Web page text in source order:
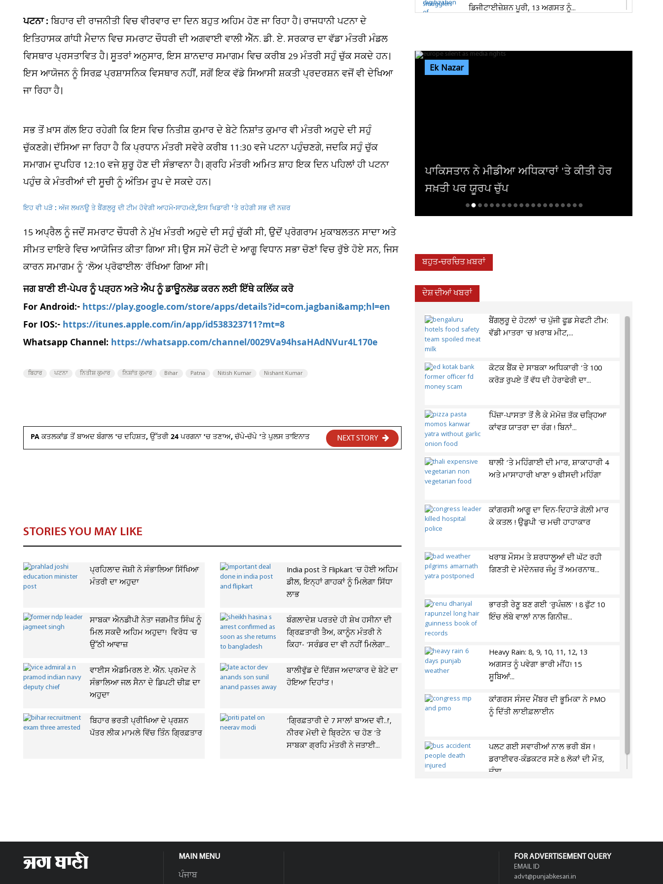
ਪਟਨਾ :ਬਿਹਾਰ ਦੀ ਰਾਜਨੀਤੀ ਵਿਚ ਵੀਰਵਾਰ ਦਾ ਦਿਨ ਬਹੁਤ ਅਹਿਮ ਹੋਣ ਜਾ ਰਿਹਾ ਹੈ। ਰਾਜਧਾਨੀ ਪਟਨਾ ਦੇ
ਇਤਿਹਾਸਕ ਗਾਂਧੀ ਮੈਦਾਨ ਵਿਚ ਸਮਰਾਟ ਚੌਧਰੀ ਦੀ ਅਗਵਾਈ ਵਾਲੀ ਐੱਨ. ਡੀ. ਏ. ਸਰਕਾਰ ਦਾ ਵੱਡਾ ਮੰਤਰੀ ਮੰਡਲ
ਵਿਸਥਾਰ ਪ੍ਰਸਤਾਵਿਤ ਹੈ। ਸੂਤਰਾਂ ਅਨੁਸਾਰ, ਇਸ ਸ਼ਾਨਦਾਰ ਸਮਾਗਮ ਵਿਚ ਕਰੀਬ 29 ਮੰਤਰੀ ਸਹੁੰ ਚੁੱਕ ਸਕਦੇ ਹਨ।
ਇਸ ਆਯੋਜਨ ਨੂੰ ਸਿਰਫ਼ ਪ੍ਰਸ਼ਾਸਨਿਕ ਵਿਸਥਾਰ ਨਹੀਂ, ਸਗੋਂ ਇਕ ਵੱਡੇ ਸਿਆਸੀ ਸ਼ਕਤੀ ਪ੍ਰਦਰਸ਼ਨ ਵਜੋਂ ਵੀ ਦੇਖਿਆ
ਜਾ ਰਿਹਾ ਹੈ।
ਸਭ ਤੋਂ ਖ਼ਾਸ ਗੱਲ ਇਹ ਰਹੇਗੀ ਕਿ ਇਸ ਵਿਚ ਨਿਤੀਸ਼ ਕੁਮਾਰ ਦੇ ਬੇਟੇ ਨਿਸ਼ਾਂਤ ਕੁਮਾਰ ਵੀ ਮੰਤਰੀ ਅਹੁਦੇ ਦੀ ਸਹੁੰ
ਚੁੱਕਣਗੇ। ਦੱਸਿਆ ਜਾ ਰਿਹਾ ਹੈ ਕਿ ਪ੍ਰਧਾਨ ਮੰਤਰੀ ਸਵੇਰੇ ਕਰੀਬ 11:30 ਵਜੇ ਪਟਨਾ ਪਹੁੰਚਣਗੇ, ਜਦਕਿ ਸਹੁੰ ਚੁੱਕ
ਸਮਾਗਮ ਦੁਪਹਿਰ 12:10 ਵਜੇ ਸ਼ੁਰੂ ਹੋਣ ਦੀ ਸੰਭਾਵਨਾ ਹੈ। ਗ੍ਰਹਿ ਮੰਤਰੀ ਅਮਿਤ ਸ਼ਾਹ ਇਕ ਦਿਨ ਪਹਿਲਾਂ ਹੀ ਪਟਨਾ
ਪਹੁੰਚ ਕੇ ਮੰਤਰੀਆਂ ਦੀ ਸੂਚੀ ਨੂੰ ਅੰਤਿਮ ਰੂਪ ਦੇ ਸਕਦੇ ਹਨ।
ਇਹ ਵੀ ਪੜੋ : ਅੱਜ ਲਖਨਊ ਤੇ ਬੈਂਗਲੁਰੂ ਦੀ ਟੀਮ ਹੋਵੇਗੀ ਆਹਮੋ-ਸਾਹਮਣੇ,ਇਸ ਖਿਡਾਰੀ 'ਤੇ ਰਹੇਗੀ ਸਭ ਦੀ ਨਜ਼ਰ
15 ਅਪ੍ਰੈਲ ਨੂੰ ਜਦੋਂ ਸਮਰਾਟ ਚੌਧਰੀ ਨੇ ਮੁੱਖ ਮੰਤਰੀ ਅਹੁਦੇ ਦੀ ਸਹੁੰ ਚੁੱਕੀ ਸੀ, ਉਦੋਂ ਪ੍ਰੋਗਰਾਮ ਮੁਕਾਬਲਤਨ ਸਾਦਾ ਅਤੇ
ਸੀਮਤ ਦਾਇਰੇ ਵਿਚ ਆਯੋਜਿਤ ਕੀਤਾ ਗਿਆ ਸੀ। ਉਸ ਸਮੇਂ ਚੋਟੀ ਦੇ ਆਗੂ ਵਿਧਾਨ ਸਭਾ ਚੋਣਾਂ ਵਿਚ ਰੁੱਝੇ ਹੋਏ ਸਨ, ਜਿਸ
ਕਾਰਨ ਸਮਾਗਮ ਨੂੰ ‘ਲੋਅ ਪ੍ਰੋਫਾਈਲ’ ਰੱਖਿਆ ਗਿਆ ਸੀ।
ਜਗ ਬਾਣੀ ਈ-ਪੇਪਰ ਨੂੰ ਪੜ੍ਹਨ ਅਤੇ ਐਪ ਨੂੰ ਡਾਊਨਲੋਡ ਕਰਨ ਲਈ ਇੱਥੇ ਕਲਿੱਕ ਕਰੋ
For Android:-https://play.google.com/store/apps/details?id=com.jagbani&amp;hl=en
For IOS:-https://itunes.apple.com/in/app/id538323711?mt=8
Whatsapp Channel: https://whatsapp.com/channel/0029Va94hsaHAdNVur4L170e
ਬਿਹਾਰ ਪਟਨਾ ਨਿਤੀਸ਼ ਕੁਮਾਰ ਨਿਸ਼ਾਂਤ ਕੁਮਾਰ Bihar Patna Nitish Kumar Nishant Kumar
PA ਕਤਲਕਾਂਡ ਤੋਂ ਬਾਅਦ ਬੰਗਾਲ 'ਚ ਦਹਿਸ਼ਤ, ਉੱਤਰੀ 24 ਪਰਗਨਾ 'ਚ ਤਣਾਅ, ਚੱਪੇ-ਚੱਪੇ 'ਤੇ ਪੁਲਸ ਤਾਇਨਾਤ NEXT STORY
STORIES YOU MAY LIKE
ਪ੍ਰਹਿਲਾਦ ਜੋਸ਼ੀ ਨੇ ਸੰਭਾਲਿਆ ਸਿੱਖਿਆ
ਮੰਤਰੀ ਦਾ ਅਹੁਦਾ
India post ਤੇ Flipkart 'ਚ ਹੋਈ ਅਹਿਮ
ਡੀਲ, ਇਨ੍ਹਾਂ ਗਾਹਕਾਂ ਨੂੰ ਮਿਲੇਗਾ ਸਿੱਧਾ
ਲਾਭ
ਸਾਬਕਾ ਐਨਡੀਪੀ ਨੇਤਾ ਜਗਮੀਤ ਸਿੰਘ ਨੂੰ
ਮਿਲ ਸਕਦੈ ਅਹਿਮ ਅਹੁਦਾ! ਵਿਰੋਧ 'ਚ
ਉੱਠੀ ਆਵਾਜ਼
ਬੰਗਲਾਦੇਸ਼ ਪਰਤਦੇ ਹੀ ਸ਼ੇਖ ਹਸੀਨਾ ਦੀ
ਗ੍ਰਿਫ਼ਤਾਰੀ ਤੈਅ, ਕਾਨੂੰਨ ਮੰਤਰੀ ਨੇ
ਕਿਹਾ- 'ਸਰੰਡਰ ਦਾ ਵੀ ਨਹੀਂ ਮਿਲੇਗਾ...
ਵਾਈਸ ਐਡਮਿਰਲ ਏ. ਐੱਨ. ਪ੍ਰਮੋਦ ਨੇ
ਸੰਭਾਲਿਆ ਜਲ ਸੈਨਾ ਦੇ ਡਿਪਟੀ ਚੀਫ਼ ਦਾ
ਅਹੁਦਾ
ਬਾਲੀਵੁੱਡ ਦੇ ਦਿੱਗਜ ਅਦਾਕਾਰ ਦੇ ਬੇਟੇ ਦਾ
ਹੋਇਆ ਦਿਹਾਂਤ !
ਬਿਹਾਰ ਭਰਤੀ ਪ੍ਰੀਖਿਆ ਦੇ ਪ੍ਰਸ਼ਨ
ਪੱਤਰ ਲੀਕ ਮਾਮਲੇ ਵਿੱਚ ਤਿੰਨ ਗ੍ਰਿਫ਼ਤਾਰ
'ਗ੍ਰਿਫ਼ਤਾਰੀ ਦੇ 7 ਸਾਲਾਂ ਬਾਅਦ ਵੀ..!',
ਨੀਰਵ ਮੋਦੀ ਦੇ ਬ੍ਰਿਟੇਨ 'ਚ ਹੋਣ 'ਤੇ
ਸਾਬਕਾ ਗ੍ਰਹਿ ਮੰਤਰੀ ਨੇ ਜਤਾਈ...
ਡਿਜੀਟਾਈਜ਼ੇਸ਼ਨ ਪੂਰੀ, 13 ਅਗਸਤ ਨੂੰ...
Ek Nazar
ਪਾਕਿਸਤਾਨ ਨੇ ਮੀਡੀਆ ਅਧਿਕਾਰਾਂ 'ਤੇ ਕੀਤੀ ਹੋਰ
ਸਖ਼ਤੀ ਪਰ ਯੂਰਪ ਚੁੱਪ
ਬਹੁਤ-ਚਰਚਿਤ ਖ਼ਬਰਾਂ
ਦੇਸ਼ ਦੀਆਂ ਖਬਰਾਂ
ਬੈਂਗਲੁਰੂ ਦੇ ਹੋਟਲਾਂ 'ਚ ਪੁੱਜੀ ਫੂਡ ਸੇਫਟੀ ਟੀਮ:
ਵੱਡੀ ਮਾਤਰਾ 'ਚ ਖ਼ਰਾਬ ਮੀਟ,...
ਕੋਟਕ ਬੈਂਕ ਦੇ ਸਾਬਕਾ ਅਧਿਕਾਰੀ ’ਤੇ 100
ਕਰੋੜ ਰੁਪਏ ਤੋਂ ਵੱਧ ਦੀ ਹੇਰਾਫੇਰੀ ਦਾ...
ਪਿੱਜ਼ਾ-ਪਾਸਤਾ ਤੋਂ ਲੈ ਕੇ ਮੋਮੋਜ਼ ਤੱਕ ਚੜ੍ਹਿਆ
ਕਾਂਵੜ ਯਾਤਰਾ ਦਾ ਰੰਗ ! ਬਿਨਾਂ...
ਥਾਲੀ ’ਤੇ ਮਹਿੰਗਾਈ ਦੀ ਮਾਰ, ਸ਼ਾਕਾਹਾਰੀ 4
ਅਤੇ ਮਾਸਾਹਾਰੀ ਖਾਣਾ 9 ਫੀਸਦੀ ਮਹਿੰਗਾ
ਕਾਂਗਰਸੀ ਆਗੂ ਦਾ ਦਿਨ-ਦਿਹਾੜੇ ਗੋਲ਼ੀ ਮਾਰ
ਕੇ ਕਤਲ ! ਉਡੁਪੀ 'ਚ ਮਚੀ ਹਾਹਾਕਾਰ
ਖਰਾਬ ਮੌਸਮ ਤੇ ਸ਼ਰਧਾਲੂਆਂ ਦੀ ਘੱਟ ਰਹੀ
ਗਿਣਤੀ ਦੇ ਮੱਦੇਨਜ਼ਰ ਜੰਮੂ ਤੋਂ ਅਮਰਨਾਥ...
ਭਾਰਤੀ ਰੇਣੂ ਬਣ ਗਈ 'ਰੁਪੰਜ਼ਲ' ! 8 ਫੁੱਟ 10
ਇੰਚ ਲੰਬੇ ਵਾਲਾਂ ਨਾਲ ਗਿਨੀਜ਼...
Heavy Rain: 8, 9, 10, 11, 12, 13
ਅਗਸਤ ਨੂੰ ਪਵੇਗਾ ਭਾਰੀ ਮੀਂਹ! 15
ਸੂਬਿਆਂ...
ਕਾਂਗਰਸ ਸੰਸਦ ਮੈਂਬਰ ਦੀ ਭੂਮਿਕਾ ਨੇ PMO
ਨੂੰ ਦਿੱਤੀ ਲਾਈਫ਼ਲਾਈਨ
ਪਲਟ ਗਈ ਸਵਾਰੀਆਂ ਨਾਲ ਭਰੀ ਬੱਸ !
ਡਰਾਈਵਰ-ਕੰਡਕਟਰ ਸਣੇ 8 ਲੋਕਾਂ ਦੀ ਮੌਤ,
ਚੰਬਾ...
MAIN MENU
ਪੰਜਾਬ
FOR ADVERTISEMENT QUERY
EMAIL ID
advt@punjabkesari.in